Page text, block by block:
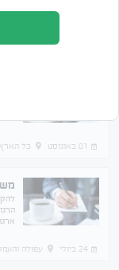
01 באוגוסט כל הארץ
24 ביולי
עפולה